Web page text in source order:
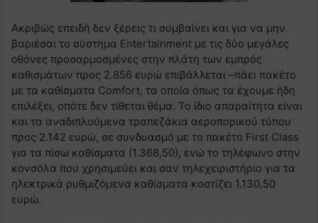
Ακριβώς επειδή δεν ξέρεις τι συμβαίνει και για να μην
βαριέσαι το σύστημα Entertainment με τις δύο μεγάλες
οθόνες προσαρμοσμένες στην πλάτη των εμπρός
καθισμάτων προς 2.856 ευρώ επιβάλλεται –πάει πακέτο
με τα καθίσματα Comfort, τα οποία όπως τα έχουμε ήδη
επιλέξει, οπότε δεν τίθεται θέμα. Το ίδιo απαραίτητα είναι
και τα αναδιπλούμενα τραπεζάκια αεροπορικού τύπου
προς 2.142 ευρώ, σε συνδυασμό με το πακέτο First Class
για τα πίσω καθίσματα (1.368,50), ενώ το τηλέφωνο στην
κονσόλα που χρησιμεύει και σαν τηλεχειριστήριο για τα
ηλεκτρικά ρυθμιζόμενα καθίσματα κοστίζει 1.130,50
ευρώ.